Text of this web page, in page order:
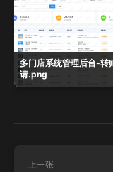
多门店系统管理后台-转
请.png
上一张